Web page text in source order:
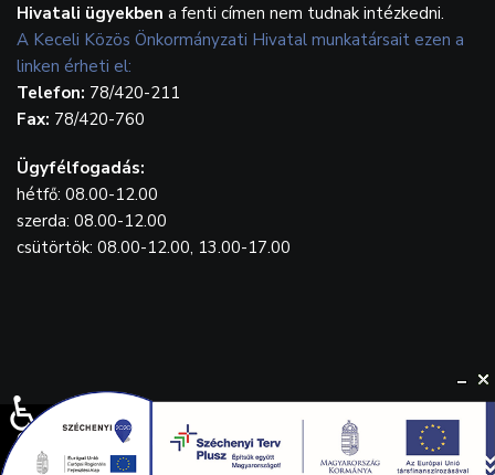
Hivatali ügyekben a fenti címen nem tudnak intézkedni.
A Keceli Közös Önkormányzati Hivatal munkatársait ezen a
linken érheti el:
Telefon: 78/420-211
Fax: 78/420-760
Ügyfélfogadás:
hétfő: 08.00-12.00
szerda: 08.00-12.00
csütörtök: 08.00-12.00, 13.00-17.00
© {2023} Kecel.hu. Designed byWebGrafika.hu
Drónfelvétel: Balla Tamás